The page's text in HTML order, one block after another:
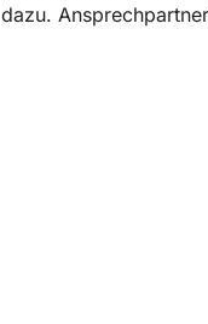
dazu.